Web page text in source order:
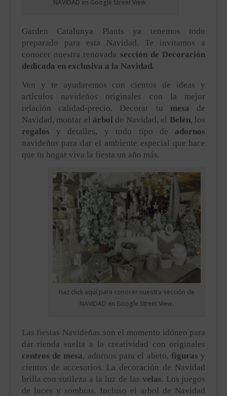
VEURE EN CATALÀNAVIDAD en Google Street View.
Garden Catalunya Plants ya tenemos todo
preparado para esta Navidad. Te invitamos a
conocer nuestra renovada sección de Decoración
dedicada en exclusiva a la Navidad.
Ven y te ayudaremos con cientos de ideas y
artículos navideños originales con la mejor
relación calidad-precio. Decorar tu mesa de
Navidad, montar el árbol de Navidad, el Belén, los
regalos y detalles, y todo tipo de adornos
navideños para dar el ambiente especial que hace
que tu hogar viva la fiesta un año más.
Haz click aquí para conocer nuestra sección de
NAVIDAD en Google Street View.
Las fiestas Navideñas son el momento idóneo para
dar rienda suelta a la creatividad con originales
centros de mesa, adornos para el abeto,figuras y
cientos de accesorios. La decoración de Navidad
brilla con sutileza a la luz de las velas. Los juegos
de luces y sombras. Incluso el arbol de Navidad